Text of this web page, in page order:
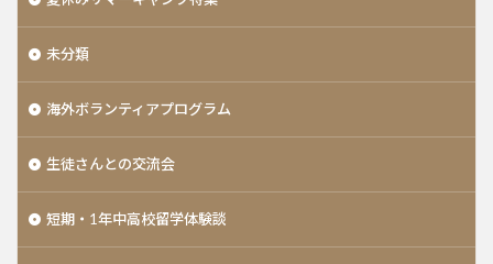
未分類
海外ボランティアプログラム
生徒さんとの交流会
短期・1年中高校留学体験談